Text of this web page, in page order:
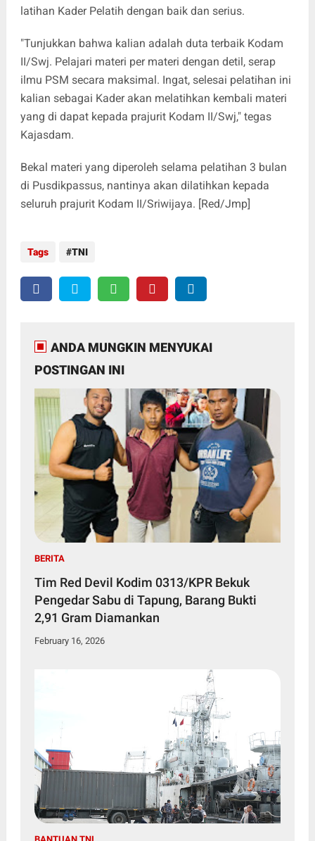
latihan Kader Pelatih dengan baik dan serius.
"Tunjukkan bahwa kalian adalah duta terbaik Kodam
II/Swj. Pelajari materi per materi dengan detil, serap
ilmu PSM secara maksimal. Ingat, selesai pelatihan ini
kalian sebagai Kader akan melatihkan kembali materi
yang di dapat kepada prajurit Kodam II/Swj," tegas
Kajasdam.
Bekal materi yang diperoleh selama pelatihan 3 bulan
di Pusdikpassus, nantinya akan dilatihkan kepada
seluruh prajurit Kodam II/Sriwijaya. [Red/Jmp]
Tags TNI
ANDA MUNGKIN MENYUKAI
POSTINGAN INI
BERITA
Tim Red Devil Kodim 0313/KPR Bekuk
Pengedar Sabu di Tapung, Barang Bukti
2,91 Gram Diamankan
February 16, 2026